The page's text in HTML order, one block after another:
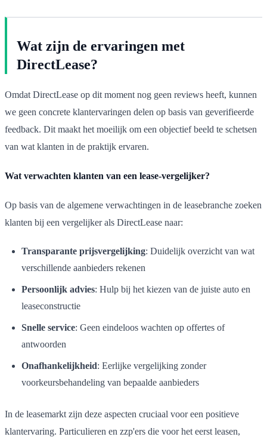
Wat zijn de ervaringen met
DirectLease?
Omdat DirectLease op dit moment nog geen reviews heeft, kunnen
we geen concrete klantervaringen delen op basis van geverifieerde
feedback. Dit maakt het moeilijk om een objectief beeld te schetsen
van wat klanten in de praktijk ervaren.
Wat verwachten klanten van een lease-vergelijker?
Op basis van de algemene verwachtingen in de leasebranche zoeken
klanten bij een vergelijker als DirectLease naar:
Transparante prijsvergelijking: Duidelijk overzicht van wat
verschillende aanbieders rekenen
Persoonlijk advies: Hulp bij het kiezen van de juiste auto en
leaseconstructie
Snelle service: Geen eindeloos wachten op offertes of
antwoorden
Onafhankelijkheid: Eerlijke vergelijking zonder
voorkeursbehandeling van bepaalde aanbieders
In de leasemarkt zijn deze aspecten cruciaal voor een positieve
klantervaring. Particulieren en zzp'ers die voor het eerst leasen,